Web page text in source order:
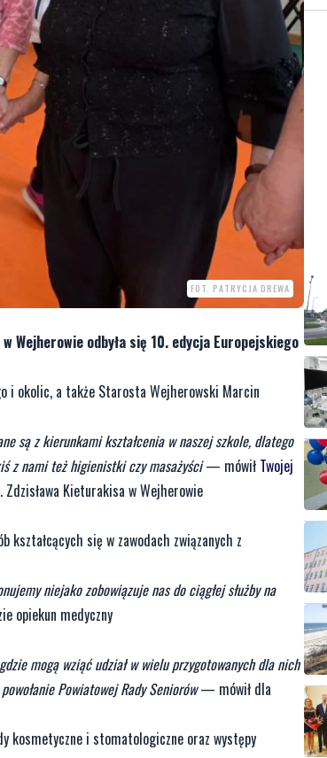
FOT. PATRYCJA DREWA
Wejherowie odbyła się 10. edycja Europejskiego
i okolic, a także Starosta Wejherowski Marcin
są z kierunkami kształcenia w naszej szkole, dlatego
z nami też higienistki czy masażyści— mówił Twojej
Kieturakisa w Wejherowie
kształcących się w zawodach związanych z
niejako zobowiązuje nas do ciągłej służby na
opiekun medyczny
mogą wziąć udział w wielu przygotowanych dla nich
Powiatowej Rady Seniorów— mówił dla
kosmetyczne i stomatologiczne oraz występy